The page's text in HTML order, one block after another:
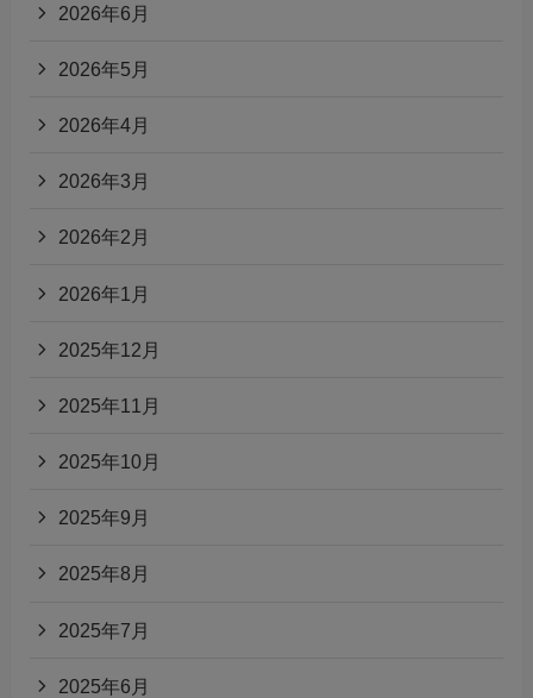
2026年6月
2026年5月
2026年4月
2026年3月
2026年2月
2026年1月
2025年12月
2025年11月
2025年10月
2025年9月
2025年8月
2025年7月
2025年6月